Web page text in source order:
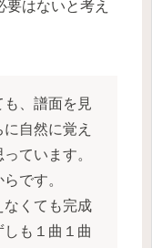
はないと考え
、譜面を見
自然に覚え
ています。
です。
なくても完成
も１曲１曲